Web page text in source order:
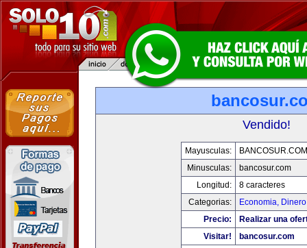
Vendido!
Mayusculas:
BANCOSUR.COM
Minusculas:
bancosur.com
Longitud:
8 caracteres
Categorias:
Economia,
Precio:
Realizar una
Visitar!
bancosur.com